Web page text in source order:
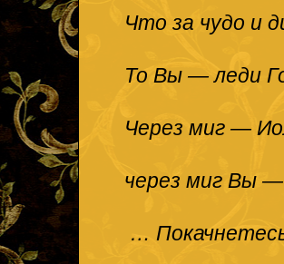
Что за чудо и
То Вы — леди
Через миг —
через миг Вы
…